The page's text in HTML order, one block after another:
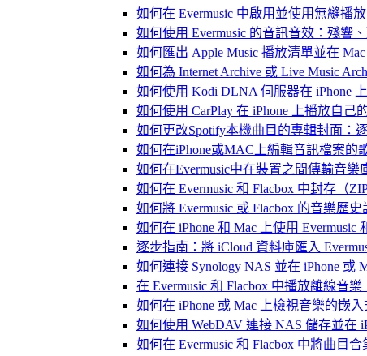
如何在 Evermusic 中啟用並使用無縫播放
如何使用 Evermusic 的音訊音效：殘響
如何匯出 Apple Music 播放清單並在
如何為 Internet Archive 或 Live Music
如何使用 Kodi DLNA 伺服器在 iPhone
如何使用 CarPlay 在 iPhone 上播放自己
如何更改Spotify本機曲目的專輯封面：
如何在iPhone或MAC上編輯音訊檔案的
如何在Evermusic中在裝置之間傳輸音樂
如何在 Evermusic 和 Flacbox 中封存（
如何將 Evermusic 或 Flacbox 的音樂歷史
如何在 iPhone 和 Mac 上使用
逐步指南：將 iCloud 資料庫匯入
如何連接 Synology NAS 並在 iPhone 或
在 Evermusic 和 Flacbox 中播放離線音
如何在 iPhone 或 Mac 上檢視音樂的嵌
如何使用 WebDAV 連接 NAS 儲存並在
如何在 Evermusic 和 Flacbox 中將曲目